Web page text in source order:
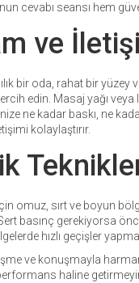
cevabı seansı hem
ve
ılık bir oda, rahat bir
edin. Masaj yağı
ne kadar baskı, ne
kolaylaştırır.
omuz, sırt ve boyun
basınç gerekiyorsa
hızlı geçişler
ve konuşmayla
haline